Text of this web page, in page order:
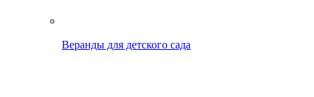
Веранды для детского сада